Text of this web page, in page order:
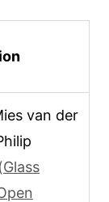
van der
(Glass